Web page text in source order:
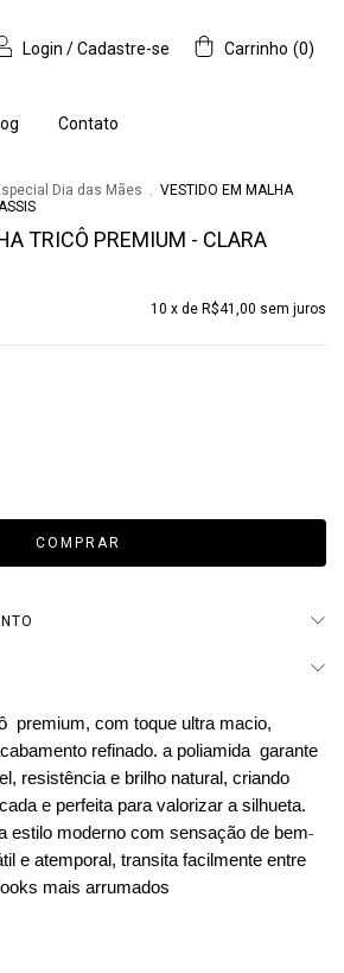
Login /Cadastre-se Carrinho (0)
Contato
Dia das Mães . VESTIDO EM MALHA
TRICÔ PREMIUM - CLARA
10 x de R$41,00 sem juros
premium, com toque ultra macio,
refinado. a poliamida garante
resistência e brilho natural, criando
e perfeita para valorizar a silhueta.
estilo moderno com sensação de bem-
e atemporal, transita facilmente entre
mais arrumados